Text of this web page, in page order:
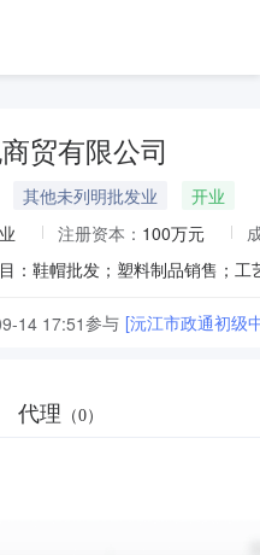
贸有限公司
其他未列明批发业
开业
注册资本： 100万元
14 17:51参与 [沅江市政通初级
代理 （0）